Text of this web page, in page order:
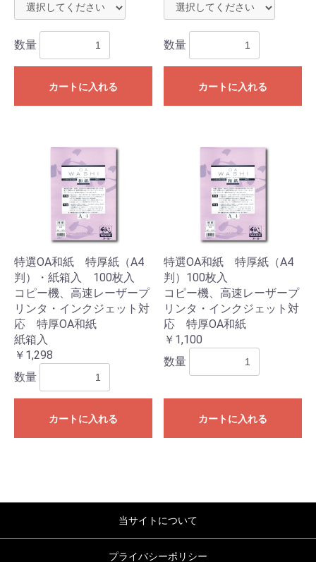
数量
カートに入れる
数量
カートに入れる
特選OA和紙 特厚紙（A4
判）・紙箱入 100枚入
コピー機、高速レーザープ
リンタ・インクジェット対
応 特厚OA和紙
紙箱入
￥1,298
数量
カートに入れる
特選OA和紙 特厚紙（A4
判）100枚入
コピー機、高速レーザープ
リンタ・インクジェット対
応 特厚OA和紙
￥1,100
数量
カートに入れる
お買い物を続ける カートへ進む
当サイトについて
プライバシーポリシー